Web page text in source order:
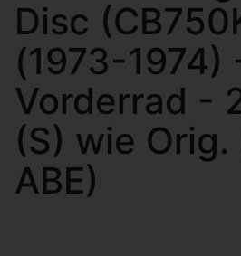
Disc
(1973-1974)
Vorderrad -
(S) wie Orig.
ABE)